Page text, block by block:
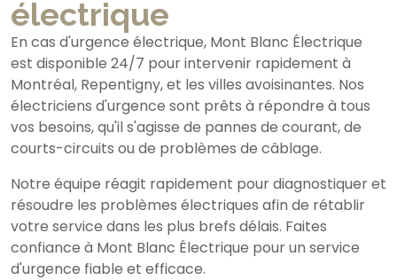
électrique
En cas d'urgence électrique, Mont Blanc Électrique
est disponible 24/7 pour intervenir rapidement à
Montréal, Repentigny, et les villes avoisinantes. Nos
électriciens d'urgence sont prêts à répondre à tous
vos besoins, qu'il s'agisse de pannes de courant, de
courts-circuits ou de problèmes de câblage.
Notre équipe réagit rapidement pour diagnostiquer et
résoudre les problèmes électriques afin de rétablir
votre service dans les plus brefs délais. Faites
confiance à Mont Blanc Électrique pour un service
d'urgence fiable et efficace.